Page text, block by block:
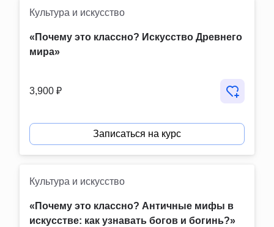
Культура и искусство
«Почему это классно? Искусство Древнего
мира»
3,900 ₽
Записаться на курс
Культура и искусство
«Почему это классно? Античные мифы в
искусстве: как узнавать богов и богинь?»